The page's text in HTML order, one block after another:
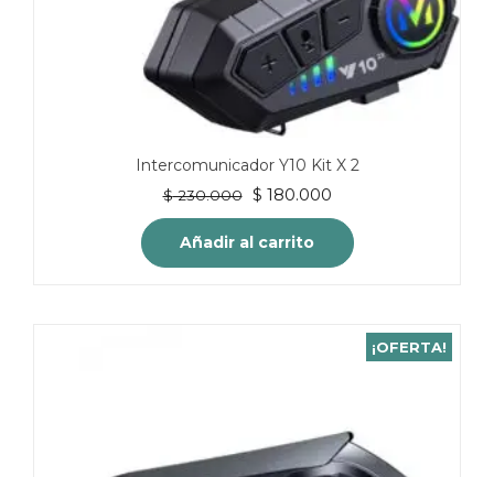
Intercomunicador Y10 Kit X 2
$230.000 El
precio
original
era:
$ 180.000El
precio
actual
es:
Añadir al carrito
¡OFERTA!